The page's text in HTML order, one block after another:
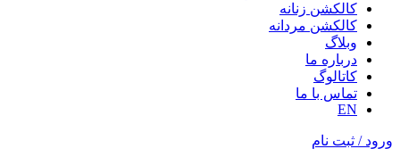
کالکشن زنانه
کالکشن مردانه
وبلاگ
درباره ما
کاتالوگ
تماس با ما
EN
ورود / ثبت نام